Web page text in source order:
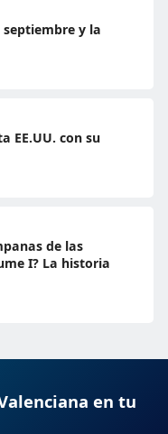
septiembre y la
EE.UU. con su
de las
I? La historia
en tu